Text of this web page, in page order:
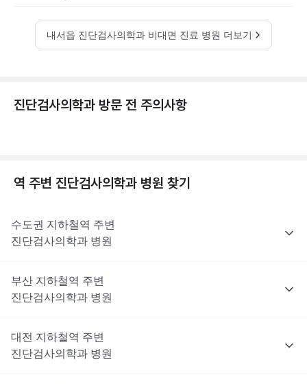
내서읍 진단검사의학과 비대면 진료 병원 더보기
진단검사의학과 방문 전 주의사항
역 주변 진단검사의학과 병원 찾기
수도권 지하철역 주변
진단검사의학과 병원
부산 지하철역 주변
진단검사의학과 병원
대전 지하철역 주변
진단검사의학과 병원